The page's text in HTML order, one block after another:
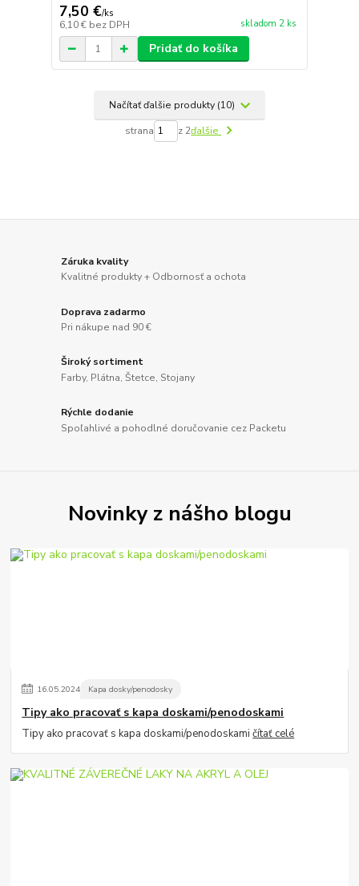
7,50 €/ks
6,10 € bez DPH skladom 2 ks
Pridať do košíka
Načítať ďalšie produkty (10)
strana z 2ďalšie
Záruka kvality
Kvalitné produkty + Odbornosť a ochota
Doprava zadarmo
Pri nákupe nad 90 €
Široký sortiment
Farby, Plátna, Štetce, Stojany
Rýchle dodanie
Spoľahlivé a pohodlné doručovanie cez Packetu
Novinky z nášho blogu
16.05.2024 Kapa dosky/penodosky
Tipy ako pracovať s kapa doskami/penodoskami
Tipy ako pracovať s kapa doskami/penodoskamičítať celé